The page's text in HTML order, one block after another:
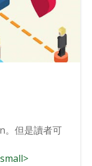
。但是讀者可